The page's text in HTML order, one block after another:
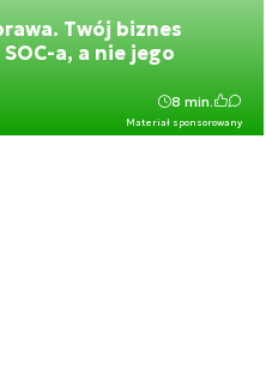
Twój biznes
a, a nie jego
Materiał sponsorowany
8 min.